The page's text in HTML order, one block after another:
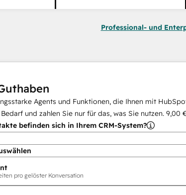
Professional- und
Agents und Funktionen, die Ihnen mit
und zahlen Sie nur für das, was Sie nutzen. 9,00 €
befinden sich in Ihrem CRM-System?
pro gelöster Konversation